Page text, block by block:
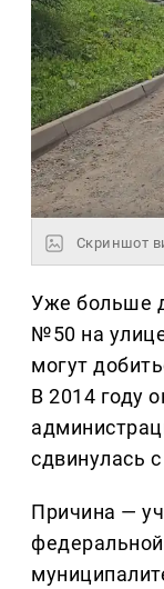
Скриншот
Уже больше
№50 на
могут
В 2014 году
сдвинулась
Причина —